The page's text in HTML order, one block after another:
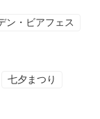
ン・ビアフェス
七夕まつり